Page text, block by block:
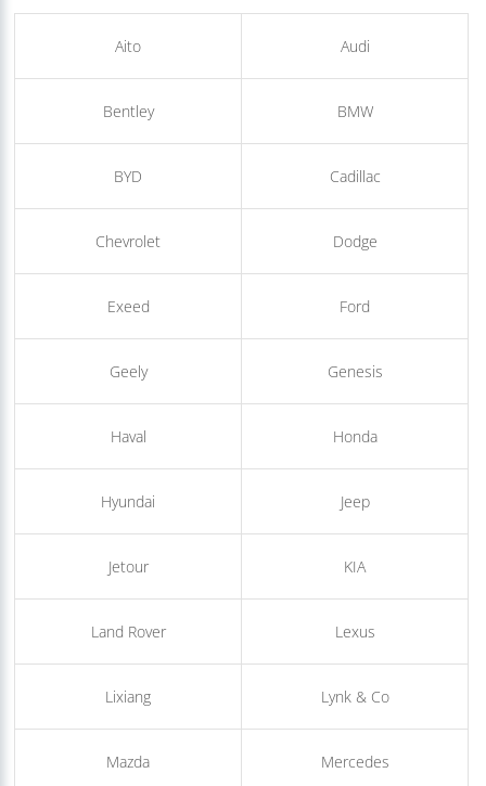
Aito Audi
Bentley BMW
BYD Cadillac
Chevrolet Dodge
Exeed Ford
Geely Genesis
Haval Honda
Hyundai Jeep
Jetour KIA
Land Rover Lexus
Lixiang Lynk & Co